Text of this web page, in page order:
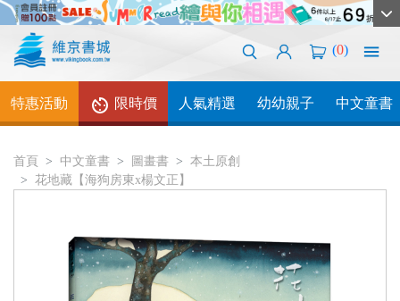
(0)
特惠活動 限時價 人氣精選 幼幼親子 中文童書
首頁 中文童書 圖畫書
本土原創
花地藏【海狗房東x楊文正】